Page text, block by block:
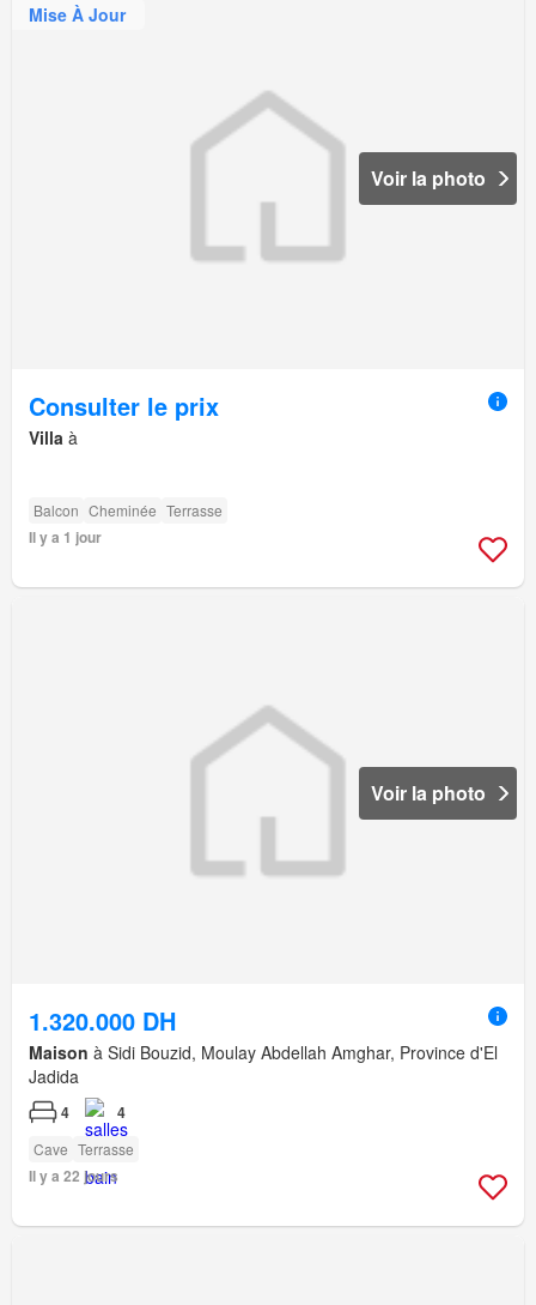
Mise À Jour
Voir la photo
Consulter le prix
Villa à
Balcon Cheminée Terrasse
Il y a 1 jour
Voir la photo
1.320.000 DH
Maison à Sidi Bouzid, Moulay Abdellah Amghar, Province d'El
Jadida
4 4
Cave Terrasse
Il y a 22 jours